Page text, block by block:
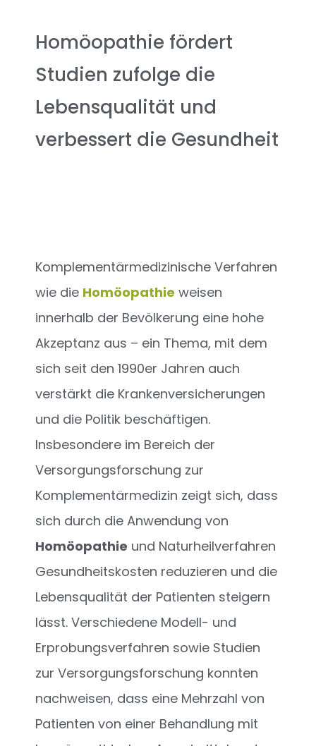
Homöopathie fördert
Studien zufolge die
Lebensqualität und
verbessert die Gesundheit
Komplementärmedizinische Verfahren
wie die Homöopathie weisen
innerhalb der Bevölkerung eine hohe
Akzeptanz aus – ein Thema, mit dem
sich seit den 1990er Jahren auch
verstärkt die Krankenversicherungen
und die Politik beschäftigen.
Insbesondere im Bereich der
Versorgungsforschung zur
Komplementärmedizin zeigt sich, dass
sich durch die Anwendung von
Homöopathie und Naturheilverfahren
Gesundheitskosten reduzieren und die
Lebensqualität der Patienten steigern
lässt. Verschiedene Modell- und
Erprobungsverfahren sowie Studien
zur Versorgungsforschung konnten
nachweisen, dass eine Mehrzahl von
Patienten von einer Behandlung mit